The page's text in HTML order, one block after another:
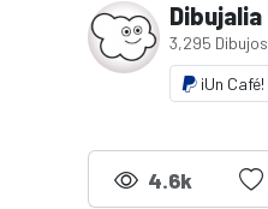
Dibujalia
3,295 Dibujos
¡Un Café!
4.6k